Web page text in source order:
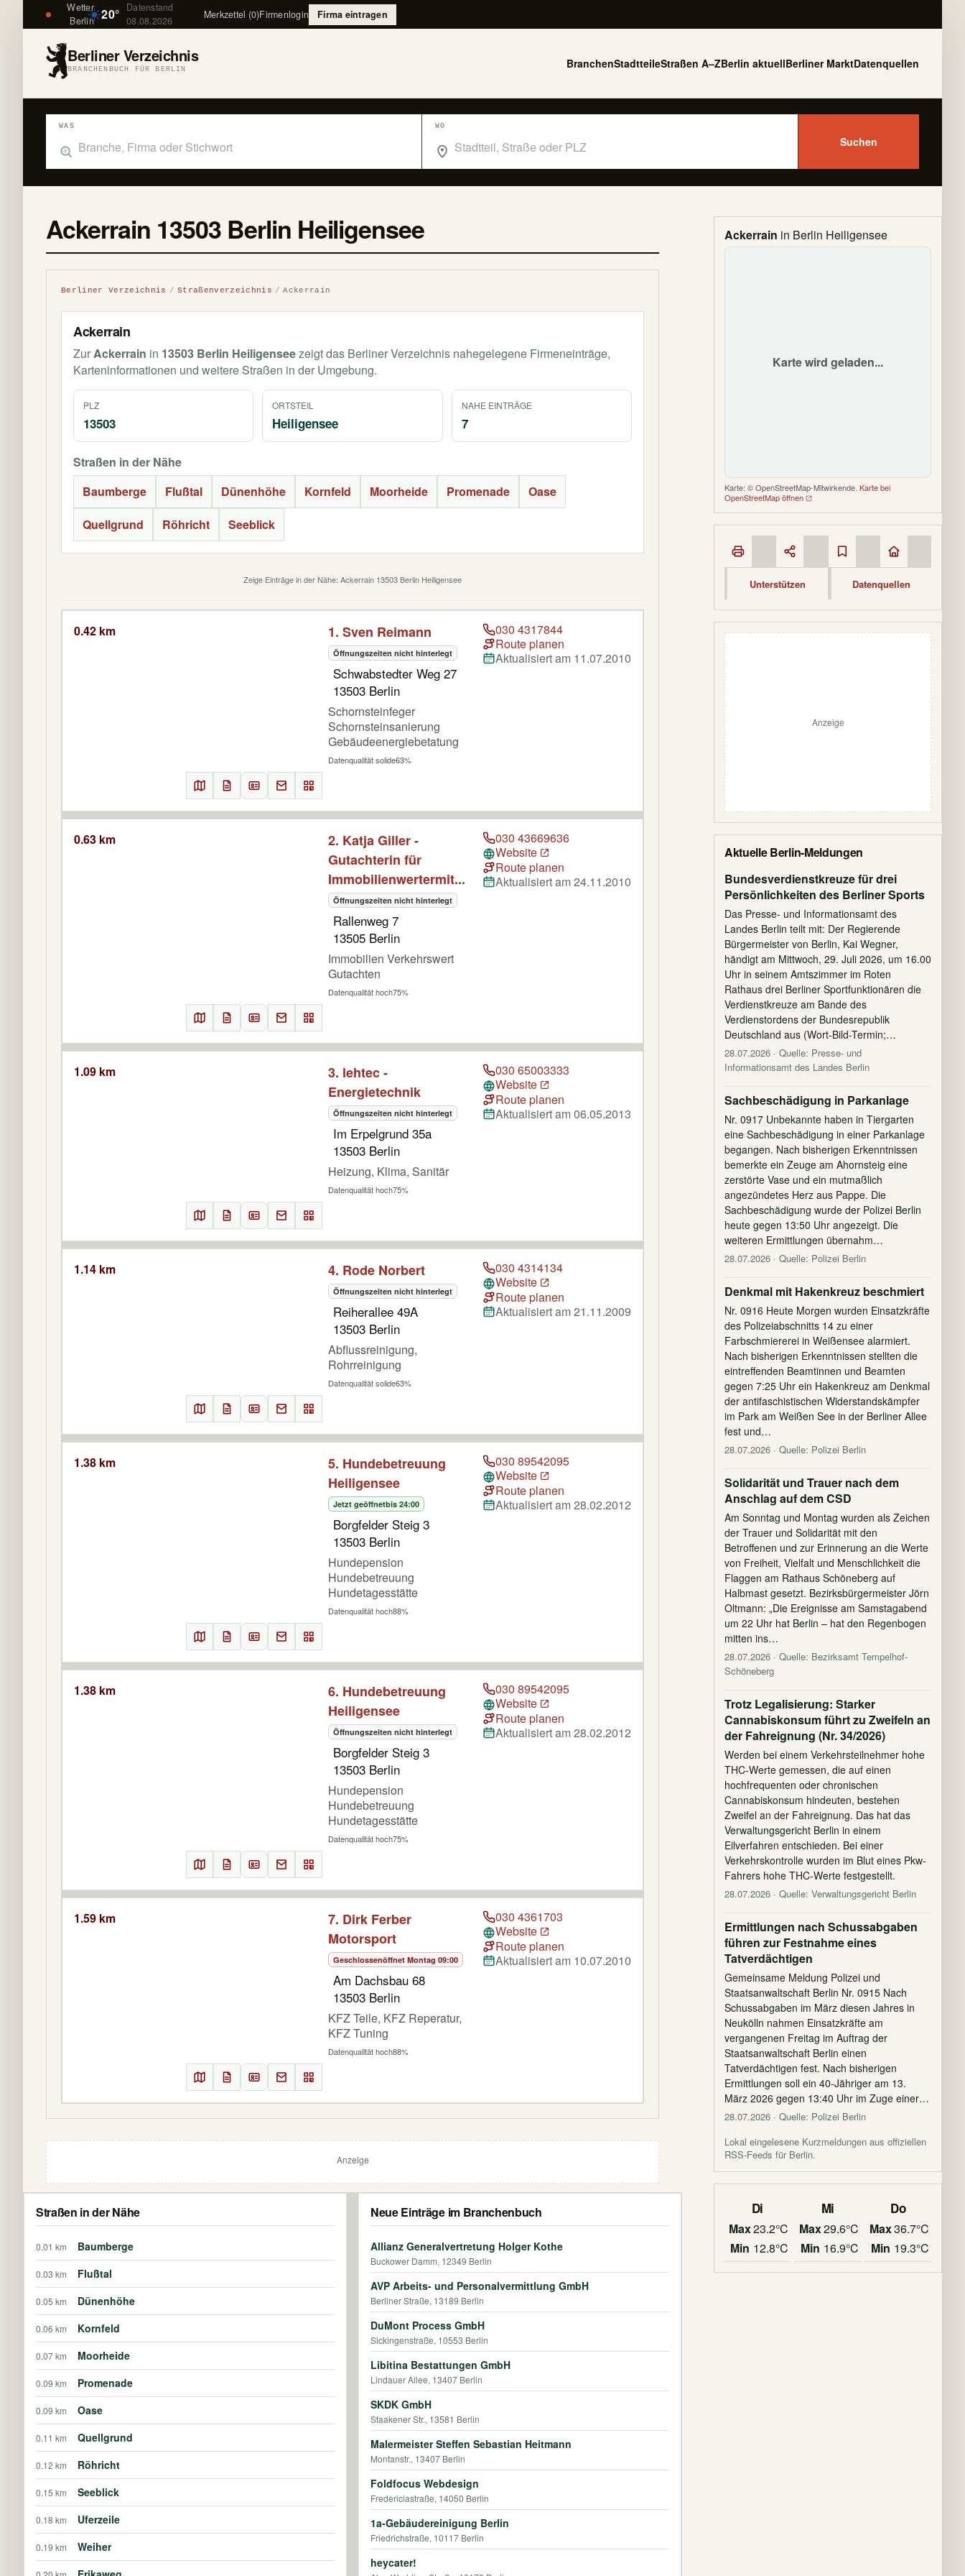
Wetter
Berlin 20°
Datenstand
08.08.2026
Merkzettel (0)Firmenlogin Firma eintragen
Berliner Verzeichnis
BRANCHENBUCH FÜR BERLIN BranchenStadtteileStraßen A–ZBerlin aktuellBerliner MarktDatenquellen
WAS WO
Suchen
Ackerrain in Berlin Heiligensee
Karte wird geladen...
Karte: © OpenStreetMap-Mitwirkende. Karte bei
OpenStreetMap öffnen
Unterstützen Datenquellen
Anzeige
Aktuelle Berlin-Meldungen
Bundesverdienstkreuze für drei
Persönlichkeiten des Berliner Sports
Das Presse- und Informationsamt des
Landes Berlin teilt mit: Der Regierende
Bürgermeister von Berlin, Kai Wegner,
händigt am Mittwoch, 29. Juli 2026, um 16.00
Uhr in seinem Amtszimmer im Roten
Rathaus drei Berliner Sportfunktionären die
Verdienstkreuze am Bande des
Verdienstordens der Bundesrepublik
Deutschland aus (Wort-Bild-Termin;…
28.07.2026 · Quelle: Presse- und
Informationsamt des Landes Berlin
Sachbeschädigung in Parkanlage
Nr. 0917 Unbekannte haben in Tiergarten
eine Sachbeschädigung in einer Parkanlage
begangen. Nach bisherigen Erkenntnissen
bemerkte ein Zeuge am Ahornsteig eine
zerstörte Vase und ein mutmaßlich
angezündetes Herz aus Pappe. Die
Sachbeschädigung wurde der Polizei Berlin
heute gegen 13:50 Uhr angezeigt. Die
weiteren Ermittlungen übernahm…
28.07.2026 · Quelle: Polizei Berlin
Denkmal mit Hakenkreuz beschmiert
Nr. 0916 Heute Morgen wurden Einsatzkräfte
des Polizeiabschnitts 14 zu einer
Farbschmiererei in Weißensee alarmiert.
Nach bisherigen Erkenntnissen stellten die
eintreffenden Beamtinnen und Beamten
gegen 7:25 Uhr ein Hakenkreuz am Denkmal
der antifaschistischen Widerstandskämpfer
im Park am Weißen See in der Berliner Allee
fest und…
28.07.2026 · Quelle: Polizei Berlin
Solidarität und Trauer nach dem
Anschlag auf dem CSD
Am Sonntag und Montag wurden als Zeichen
der Trauer und Solidarität mit den
Betroffenen und zur Erinnerung an die Werte
von Freiheit, Vielfalt und Menschlichkeit die
Flaggen am Rathaus Schöneberg auf
Halbmast gesetzt. Bezirksbürgermeister Jörn
Oltmann: „Die Ereignisse am Samstagabend
um 22 Uhr hat Berlin – hat den Regenbogen
mitten ins…
28.07.2026 · Quelle: Bezirksamt Tempelhof-
Schöneberg
Trotz Legalisierung: Starker
Cannabiskonsum führt zu Zweifeln an
der Fahreignung (Nr. 34/2026)
Werden bei einem Verkehrsteilnehmer hohe
THC-Werte gemessen, die auf einen
hochfrequenten oder chronischen
Cannabiskonsum hindeuten, bestehen
Zweifel an der Fahreignung. Das hat das
Verwaltungsgericht Berlin in einem
Eilverfahren entschieden. Bei einer
Verkehrskontrolle wurden im Blut eines Pkw-
Fahrers hohe THC-Werte festgestellt.
28.07.2026 · Quelle: Verwaltungsgericht Berlin
Ermittlungen nach Schussabgaben
führen zur Festnahme eines
Tatverdächtigen
Gemeinsame Meldung Polizei und
Staatsanwaltschaft Berlin Nr. 0915 Nach
Schussabgaben im März diesen Jahres in
Neukölln nahmen Einsatzkräfte am
vergangenen Freitag im Auftrag der
Staatsanwaltschaft Berlin einen
Tatverdächtigen fest. Nach bisherigen
Ermittlungen soll ein 40-Jähriger am 13.
März 2026 gegen 13:40 Uhr im Zuge einer…
28.07.2026 · Quelle: Polizei Berlin
Lokal eingelesene Kurzmeldungen aus offiziellen
RSS-Feeds für Berlin.
Di
Max23.2°C
Min 12.8°C
Mi
Max29.6°C
Min 16.9°C
Do
Max36.7°C
Min 19.3°C
Ackerrain 13503 Berlin Heiligensee
Berliner Verzeichnis Straßenverzeichnis Ackerrain
Ackerrain
ZurAckerrain in 13503 Berlin Heiligenseezeigt das Berliner Verzeichnis nahegelegene Firmeneinträge,
Karteninformationen und weitere Straßen in der Umgebung.
PLZ
13503
ORTSTEIL
Heiligensee
NAHE EINTRÄGE
7
Straßen in der Nähe
Baumberge
Flußtal Dünenhöhe Kornfeld Moorheide Promenade
Oase
Quellgrund
Röhricht Seeblick
Zeige Einträge in der Nähe: Ackerrain 13503 Berlin Heiligensee
0.42 km 1. Sven Reimann
Öffnungszeiten nicht hinterlegt
Schwabstedter Weg 27
13503 Berlin
Schornsteinfeger
Schornsteinsanierung
Gebäudeenergiebetatung
Datenqualität solide63%
030 4317844
Route planen
Aktualisiert am 11.07.2010
0.63 km
2. Katja Giller -
Gutachterin für
Immobilienwertermit...
Öffnungszeiten nicht hinterlegt
Rallenweg 7
13505 Berlin
Immobilien Verkehrswert
Gutachten
Datenqualität hoch75%
030 43669636
Website
Route planen
Aktualisiert am 24.11.2010
1.09 km
3. lehtec -
Energietechnik
Öffnungszeiten nicht hinterlegt
Im Erpelgrund 35a
13503 Berlin
Heizung, Klima, Sanitär
Datenqualität hoch75%
030 65003333
Website
Route planen
Aktualisiert am 06.05.2013
1.14 km 4. Rode Norbert
Öffnungszeiten nicht hinterlegt
Reiherallee 49A
13503 Berlin
Abflussreinigung,
Rohrreinigung
Datenqualität solide63%
030 4314134
Website
Route planen
Aktualisiert am 21.11.2009
1.38 km
5. Hundebetreuung
Heiligensee
Jetzt geöffnetbis 24:00
Borgfelder Steig 3
13503 Berlin
Hundepension
Hundebetreuung
Hundetagesstätte
Datenqualität hoch88%
030 89542095
Website
Route planen
Aktualisiert am 28.02.2012
1.38 km
6. Hundebetreuung
Heiligensee
Öffnungszeiten nicht hinterlegt
Borgfelder Steig 3
13503 Berlin
Hundepension
Hundebetreuung
Hundetagesstätte
Datenqualität hoch75%
030 89542095
Website
Route planen
Aktualisiert am 28.02.2012
1.59 km
7. Dirk Ferber
Motorsport
Geschlossenöffnet Montag 09:00
Am Dachsbau 68
13503 Berlin
KFZ Teile, KFZ Reperatur,
KFZ Tuning
Datenqualität hoch88%
030 4361703
Website
Route planen
Aktualisiert am 10.07.2010
Anzeige
Straßen in der Nähe
0.01 km Baumberge
0.03 km Flußtal
0.05 km Dünenhöhe
0.06 km Kornfeld
0.07 km Moorheide
0.09 km Promenade
0.09 km Oase
0.11 km Quellgrund
0.12 km Röhricht
0.15 km Seeblick
0.18 km Uferzeile
0.19 km Weiher
Neue Einträge im Branchenbuch
Allianz Generalvertretung Holger Kothe
Buckower Damm, 12349 Berlin
AVP Arbeits- und Personalvermittlung GmbH
Berliner Straße, 13189 Berlin
DuMont Process GmbH
Sickingenstraße, 10553 Berlin
Libitina Bestattungen GmbH
Lindauer Allee, 13407 Berlin
SKDK GmbH
Staakener Str., 13581 Berlin
Malermeister Steffen Sebastian Heitmann
Montanstr., 13407 Berlin
Foldfocus Webdesign
Fredericiastraße, 14050 Berlin
1a-Gebäudereinigung Berlin
Friedrichstraße, 10117 Berlin
heycater!